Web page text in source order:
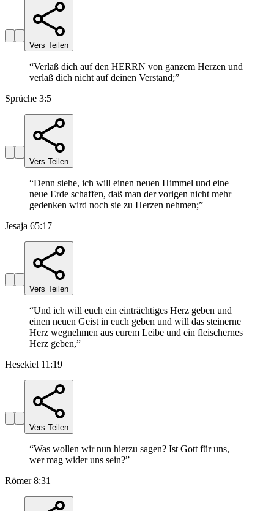
Vers Teilen
“Verlaß dich auf den HERRN von ganzem Herzen und
verlaß dich nicht auf deinen Verstand;”
Sprüche 3:5
Vers Teilen
“Denn siehe, ich will einen neuen Himmel und eine
neue Erde schaffen, daß man der vorigen nicht mehr
gedenken wird noch sie zu Herzen nehmen;”
Jesaja 65:17
Vers Teilen
“Und ich will euch ein einträchtiges Herz geben und
einen neuen Geist in euch geben und will das steinerne
Herz wegnehmen aus eurem Leibe und ein fleischernes
Herz geben,”
Hesekiel 11:19
Vers Teilen
“Was wollen wir nun hierzu sagen? Ist Gott für uns,
wer mag wider uns sein?”
Römer 8:31